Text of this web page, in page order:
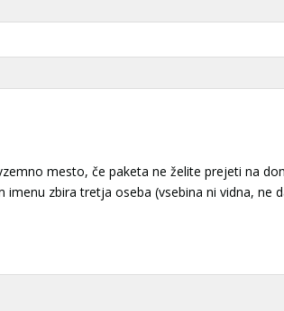
mesto, če paketa ne želite prejeti na
zbira tretja oseba (vsebina ni vidna, ne